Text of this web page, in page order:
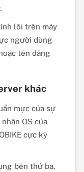
lõi trên máy
người dùng
tên đăng
khác
mực của sự
OS của
cực kỳ
bên thứ ba,